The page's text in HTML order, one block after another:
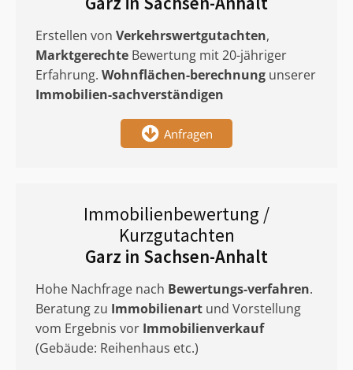
Erstellen von Verkehrswertgutachten,
Marktgerechte Bewertung mit 20-jähriger
Erfahrung. Wohnflächen-berechnung unserer
Immobilien-sachverständigen
Anfragen
Immobilienbewertung /
Kurzgutachten
Garz in Sachsen-Anhalt
Hohe Nachfrage nach Bewertungs-verfahren.
Beratung zu Immobilienart und Vorstellung
vom Ergebnis vor Immobilienverkauf
(Gebäude: Reihenhaus etc.)